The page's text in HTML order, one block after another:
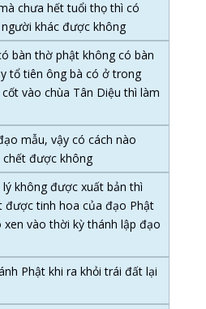
chưa hết tuổi thọ thì có
khác được không
bàn thờ phật không có bàn
tổ tiên ông bà có ở trong
vào chùa Tân Diệu thì làm
mẫu, vậy có cách nào
chết được không
lý không được xuất bản thì
được tinh hoa của đạo Phật
xen vào thời kỳ thánh lập đạo
Phật khi ra khỏi trái đất lại